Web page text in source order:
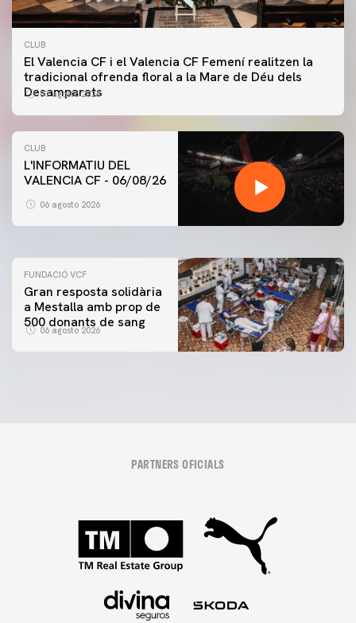
CLUB
El Valencia CF i el Valencia CF Femení realitzen la
tradicional ofrenda floral a la Mare de Déu dels
Desamparats
07 agosto 2026
CLUB
L'INFORMATIU DEL
VALENCIA CF - 06/08/26
06 agosto 2026
PRIMER EQUIP
ENTRENAMENT DEL VALENCIA CF 6/8/2026
FUNDACIÓ VCF
Gran resposta solidària
a Mestalla amb prop de
500 donants de sang
06 agosto 2026
PARTNERS OFICIALS